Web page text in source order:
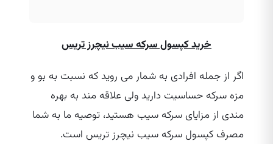
خرید کپسول سرکه سیب نیچرز تریس
اگر از جمله افرادی به شمار می‌ روید که نسبت به بو و
مزه سرکه حساسیت دارید ولی علاقه مند به بهره‌
مندی از مزایای سرکه سیب هستید، توصیه ما به شما
مصرف کپسول سرکه سیب نیچرز تریس است.